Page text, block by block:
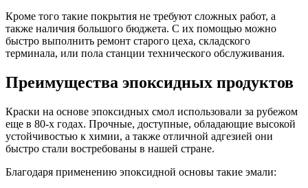
Кроме того такие покрытия не требуют сложных работ, а
также наличия большого бюджета. С их помощью можно
быстро выполнить ремонт старого цеха, складского
терминала, или пола станции технического обслуживания.
Преимущества эпоксидных продуктов
Краски на основе эпоксидных смол использовали за рубежом
еще в 80-х годах. Прочные, доступные, обладающие высокой
устойчивостью к химии, а также отличной адгезией они
быстро стали востребованы в нашей стране.
Благодаря применению эпоксидной основы такие эмали: